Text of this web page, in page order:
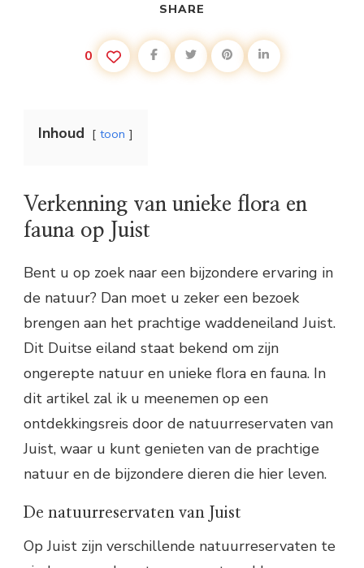
SHARE
0
Inhoud toon
Verkenning van unieke flora en
fauna op Juist
Bent u op zoek naar een bijzondere ervaring in
de natuur? Dan moet u zeker een bezoek
brengen aan het prachtige waddeneiland Juist.
Dit Duitse eiland staat bekend om zijn
ongerepte natuur en unieke flora en fauna. In
dit artikel zal ik u meenemen op een
ontdekkingsreis door de natuurreservaten van
Juist, waar u kunt genieten van de prachtige
natuur en de bijzondere dieren die hier leven.
De natuurreservaten van Juist
Op Juist zijn verschillende natuurreservaten te